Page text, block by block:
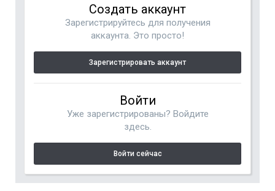
Создать аккаунт
Зарегистрируйтесь для получения
аккаунта. Это просто!
Зарегистрировать аккаунт
Войти
Уже зарегистрированы? Войдите
здесь.
Войти сейчас